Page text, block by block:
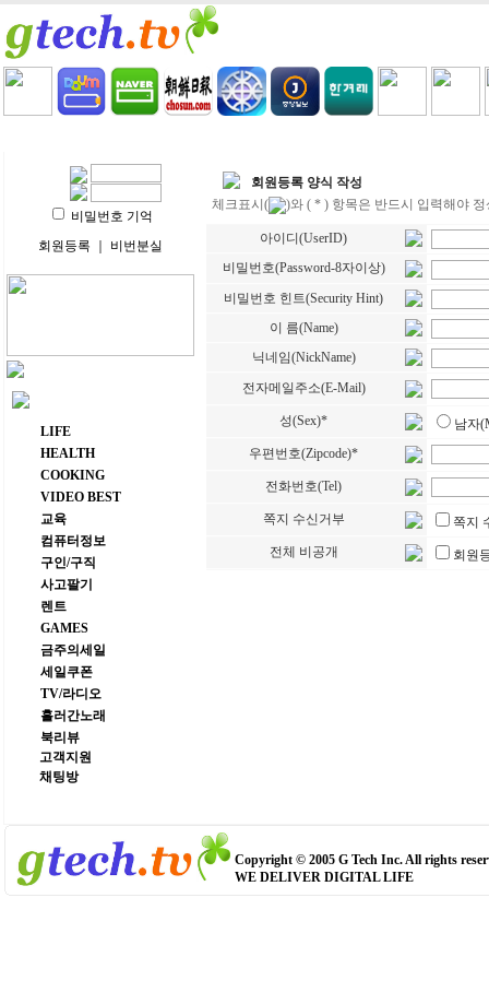
비밀번호 기억
회원등록
비번분실
주요 메뉴
LIFE
HEALTH
COOKING
VIDEO BEST
교육
컴퓨터정보
구인/구직
사고팔기
렌트
GAMES
금주의세일
세일쿠폰
TV/라디오
흘러간노래
북리뷰
고객지원
채팅방
회원등록 양식 작성
체크표시(
)와 ( * ) 항목은 반드시 입력해야
아이디(UserID)
비밀번호(Password-8자이상)
비밀번호 힌트(Security Hint)
이 름(Name)
닉네임(NickName)
전자메일주소(E-Mail)
성(Sex)*
남자
우편번호(Zipcode)*
전화번호(Tel)
쪽지 수신거부
쪽지
전체 비공개
회원
Copyright © 2005 G Tech Inc. All rights
WE DELIVER DIGITAL LIFE